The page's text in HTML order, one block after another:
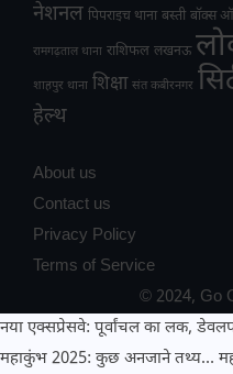
नेशनल पिपराइच थाना बस्ती बॉक्स
रामगढ़ताल थाना राशिफल लखनऊ
शाहपुर थाना शिक्षा संत कबीरनगर
हेल्थ
About us
Contact us
Privacy Policy
Terms of Service
© 2024, Go
नया एक्सप्रेसवे: पूर्वांचल का लक,
महाकुंभ 2025: कुछ अनजाने तथ्य…